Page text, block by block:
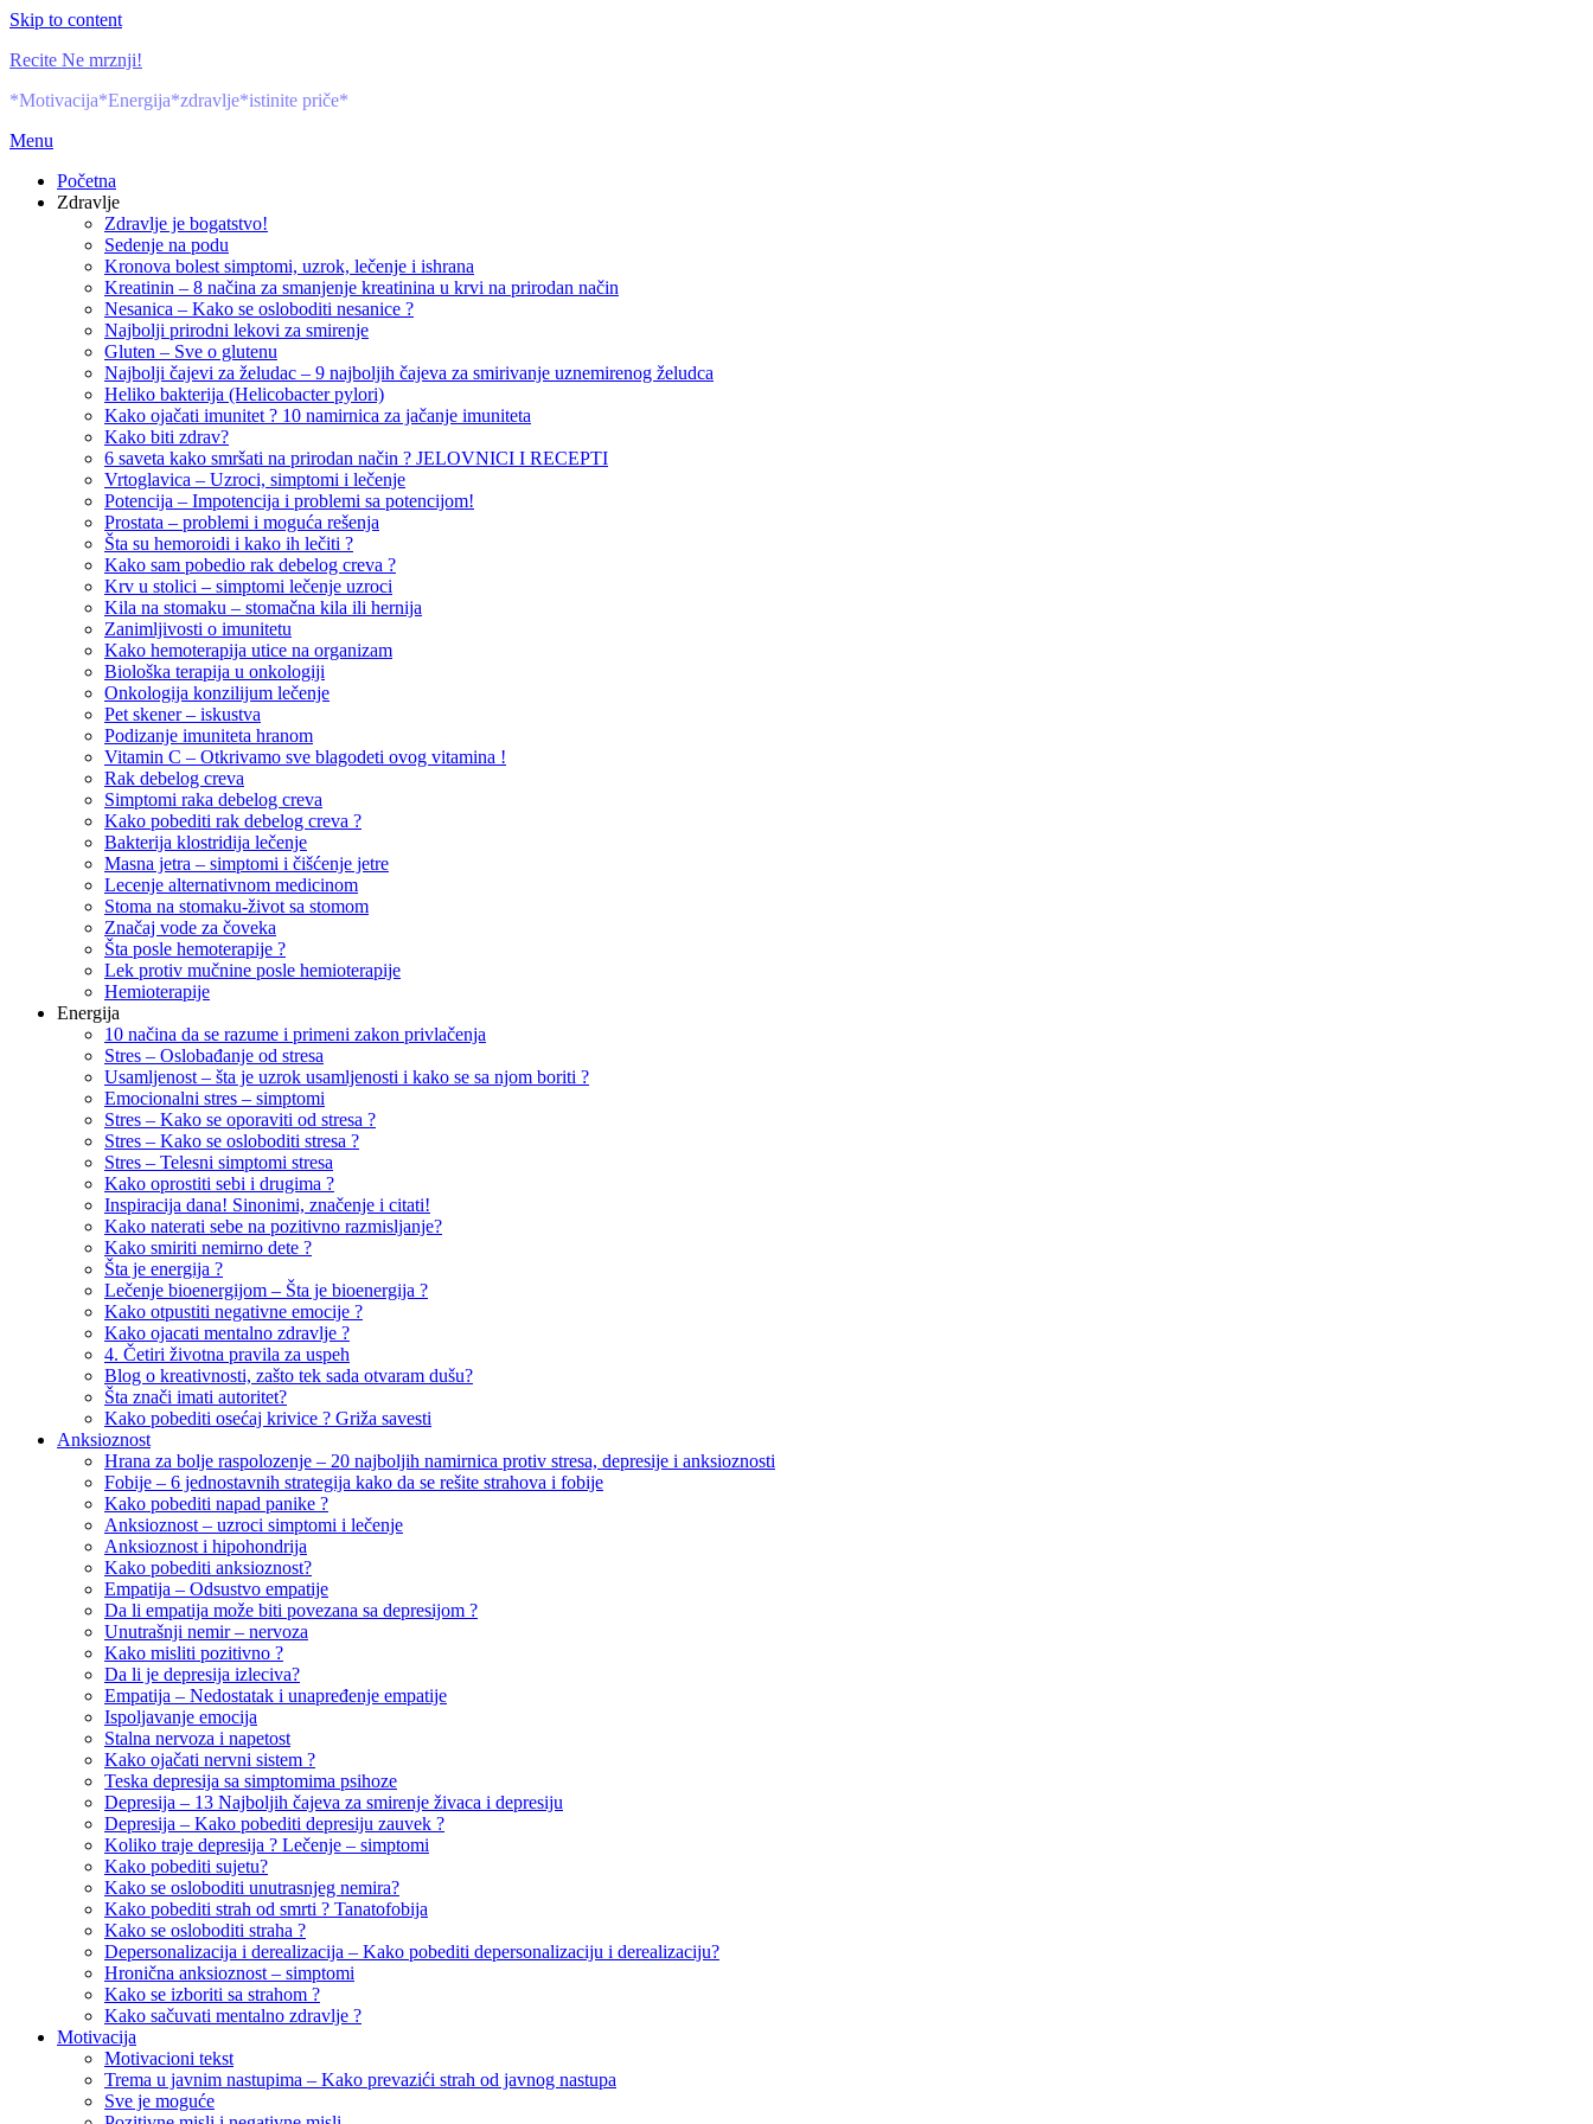
Skip to content
Recite Ne mrznji!
*Motivacija*Energija*zdravlje*istinite priče*
Menu
Početna
Zdravlje
Zdravlje je bogatstvo!
Sedenje na podu
Kronova bolest simptomi, uzrok, lečenje i ishrana
Kreatinin – 8 načina za smanjenje kreatinina u krvi na prirodan način
Nesanica – Kako se osloboditi nesanice ?
Najbolji prirodni lekovi za smirenje
Gluten – Sve o glutenu
Najbolji čajevi za želudac – 9 najboljih čajeva za smirivanje uznemirenog želudca
Heliko bakterija (Helicobacter pylori)
Kako ojačati imunitet ? 10 namirnica za jačanje imuniteta
Kako biti zdrav?
6 saveta kako smršati na prirodan način ? JELOVNICI I RECEPTI
Vrtoglavica – Uzroci, simptomi i lečenje
Potencija – Impotencija i problemi sa potencijom!
Prostata – problemi i moguća rešenja
Šta su hemoroidi i kako ih lečiti ?
Kako sam pobedio rak debelog creva ?
Krv u stolici – simptomi lečenje uzroci
Kila na stomaku – stomačna kila ili hernija
Zanimljivosti o imunitetu
Kako hemoterapija utice na organizam
Biološka terapija u onkologiji
Onkologija konzilijum lečenje
Pet skener – iskustva
Podizanje imuniteta hranom
Vitamin C – Otkrivamo sve blagodeti ovog vitamina !
Rak debelog creva
Simptomi raka debelog creva
Kako pobediti rak debelog creva ?
Bakterija klostridija lečenje
Masna jetra – simptomi i čišćenje jetre
Lecenje alternativnom medicinom
Stoma na stomaku-život sa stomom
Značaj vode za čoveka
Šta posle hemoterapije ?
Lek protiv mučnine posle hemioterapije
Hemioterapije
Energija
10 načina da se razume i primeni zakon privlačenja
Stres – Oslobađanje od stresa
Usamljenost – šta je uzrok usamljenosti i kako se sa njom boriti ?
Emocionalni stres – simptomi
Stres – Kako se oporaviti od stresa ?
Stres – Kako se osloboditi stresa ?
Stres – Telesni simptomi stresa
Kako oprostiti sebi i drugima ?
Inspiracija dana! Sinonimi, značenje i citati!
Kako naterati sebe na pozitivno razmisljanje?
Kako smiriti nemirno dete ?
Šta je energija ?
Lečenje bioenergijom – Šta je bioenergija ?
Kako otpustiti negativne emocije ?
Kako ojacati mentalno zdravlje ?
4. Četiri životna pravila za uspeh
Blog o kreativnosti, zašto tek sada otvaram dušu?
Šta znači imati autoritet?
Kako pobediti osećaj krivice ? Griža savesti
Anksioznost
Hrana za bolje raspolozenje – 20 najboljih namirnica protiv stresa, depresije i anksioznosti
Fobije – 6 jednostavnih strategija kako da se rešite strahova i fobije
Kako pobediti napad panike ?
Anksioznost – uzroci simptomi i lečenje
Anksioznost i hipohondrija
Kako pobediti anksioznost?
Empatija – Odsustvo empatije
Da li empatija može biti povezana sa depresijom ?
Unutrašnji nemir – nervoza
Kako misliti pozitivno ?
Da li je depresija izleciva?
Empatija – Nedostatak i unapređenje empatije
Ispoljavanje emocija
Stalna nervoza i napetost
Kako ojačati nervni sistem ?
Teska depresija sa simptomima psihoze
Depresija – 13 Najboljih čajeva za smirenje živaca i depresiju
Depresija – Kako pobediti depresiju zauvek ?
Koliko traje depresija ? Lečenje – simptomi
Kako pobediti sujetu?
Kako se osloboditi unutrasnjeg nemira?
Kako pobediti strah od smrti ? Tanatofobija
Kako se osloboditi straha ?
Depersonalizacija i derealizacija – Kako pobediti depersonalizaciju i derealizaciju?
Hronična anksioznost – simptomi
Kako se izboriti sa strahom ?
Kako sačuvati mentalno zdravlje ?
Motivacija
Motivacioni tekst
Trema u javnim nastupima – Kako prevazići strah od javnog nastupa
Sve je moguće